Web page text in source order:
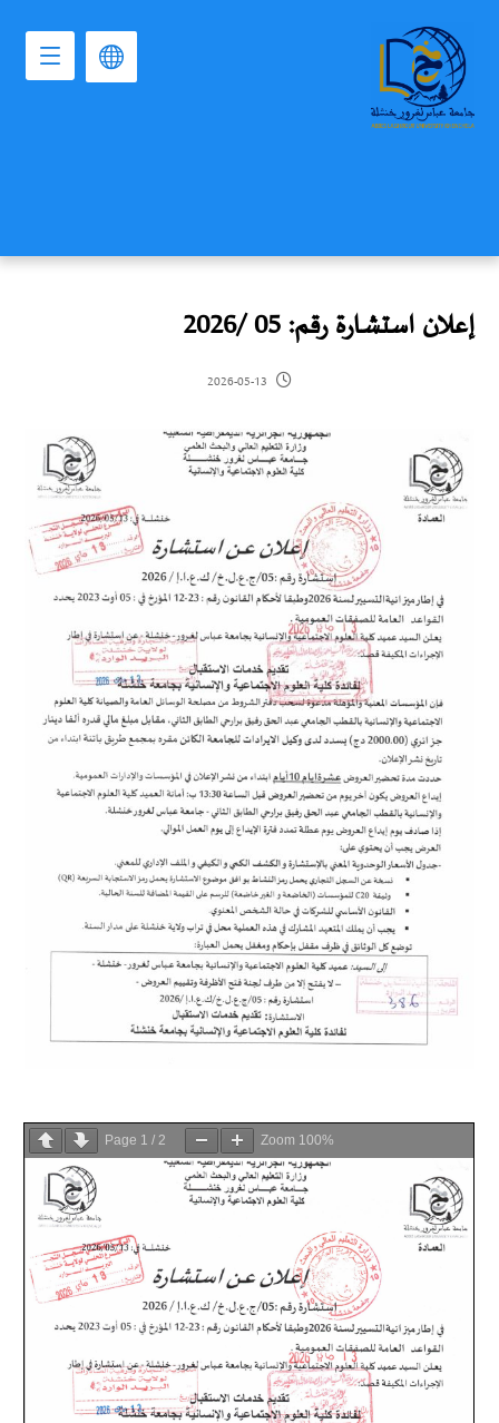
إعلان استشارة رقم: 05 /2026
2026-05-13
Page 1 / 2 Zoom 100%